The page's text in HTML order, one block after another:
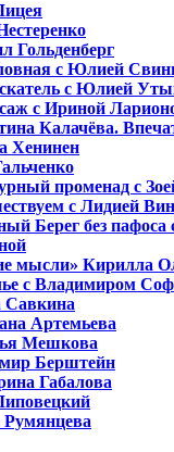
Гольденберг
с Юлией
с Юлией
с Ириной
Калачёва.
Хенинен
променад с
с Лидией
Берег без пафоса
мысли» Кирилла
с Владимиром
Савкина
Артемьева
Мешкова
Берштейн
Габалова